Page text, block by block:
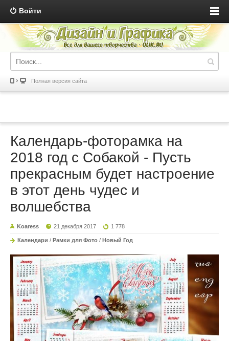
Войти
Полная версия сайта
Календарь-фоторамка на
2018 год с Собакой - Пусть
прекрасным будет настроение
в этот день чудес и
волшебства
Koaress 21 декабря 2017 1 778
Календари / Рамки для Фото / Новый Год